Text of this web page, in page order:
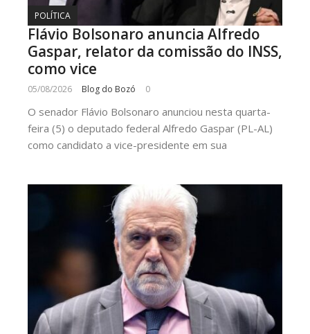
POLÍTICA
Flávio Bolsonaro anuncia Alfredo
Gaspar, relator da comissão do INSS,
como vice
05/08/2026 Blog do Bozó 0
O senador Flávio Bolsonaro anunciou nesta quarta-
feira (5) o deputado federal Alfredo Gaspar (PL-AL)
como candidato a vice-presidente em sua